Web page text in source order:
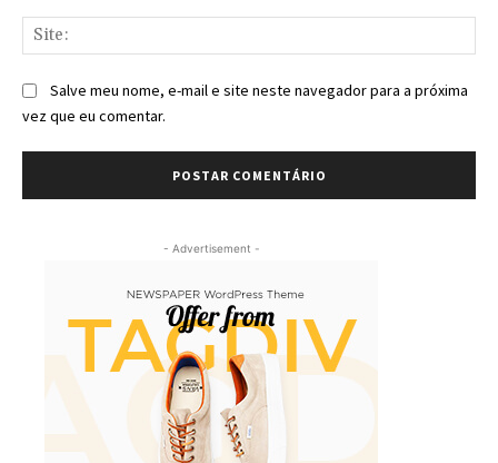
Salve meu nome, e-mail e site neste navegador para a próxima
vez que eu comentar.
- Advertisement -